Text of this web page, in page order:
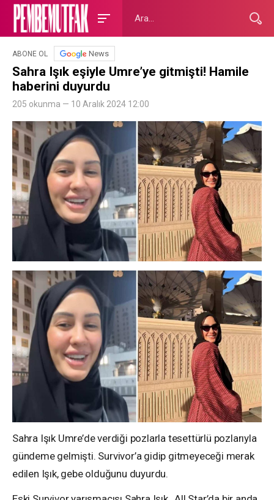
ABONE OL News
Sahra Işık eşiyle Umre’ye gitmişti! Hamile
haberini duyurdu
205 okunma — 10 Aralık 2024 12:00
Sahra Işık Umre’de verdiği pozlarla tesettürlü pozlarıyla
gündeme gelmişti. Survivor’a gidip gitmeyeceği merak
edilen Işık, gebe olduğunu duyurdu.